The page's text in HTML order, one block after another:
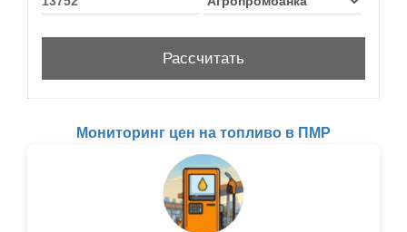
Мониторинг цен на топливо в ПМР